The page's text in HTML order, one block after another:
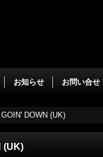
お知らせ お問い合せ
DOWN (UK)
(UK)